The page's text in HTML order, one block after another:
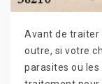
Avant de traiter
outre, si votre
parasites ou